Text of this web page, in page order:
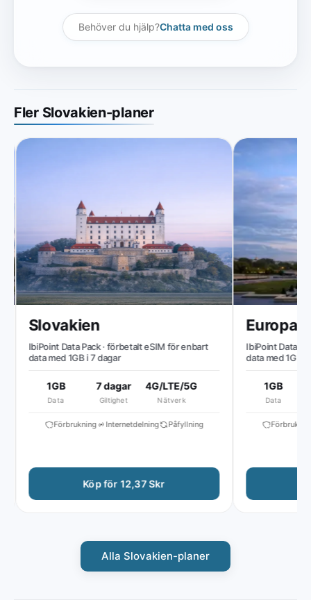
Behöver du hjälp?Chatta med oss
Fler Slovakien-planer
Slovakien
IbiPoint Data Pack · förbetalt eSIM för enbart
data med 1GB i 7 dagar
1GB
Data
7 dagar
Giltighet
4G/LTE/5G
Nätverk
Förbrukning Internetdelning Påfyllning
Köp för 12,37 Skr
Europa (
IbiPoint Data
data med 1GB i 7
1GB
Data
Förbrukning
Alla Slovakien-planer